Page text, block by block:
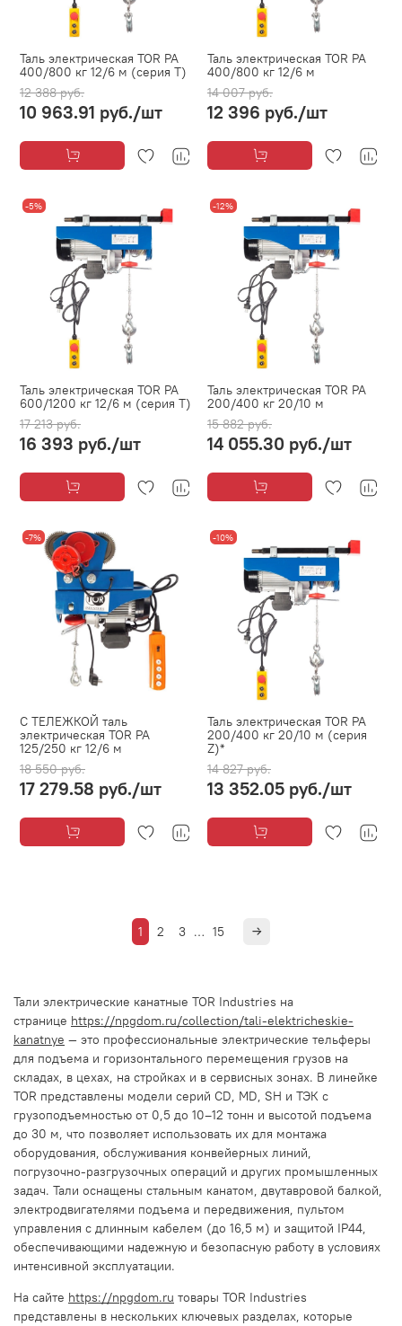
Таль электрическая TOR PA
400/800 кг 12/6 м (серия T)
12 388 руб.
10 963.91 руб./шт
Таль электрическая TOR PA
400/800 кг 12/6 м
14 007 руб.
12 396 руб./шт
-5%
Таль электрическая TOR PA
600/1200 кг 12/6 м (серия T)
17 213 руб.
16 393 руб./шт
-12%
Таль электрическая TOR PA
200/400 кг 20/10 м
15 882 руб.
14 055.30 руб./шт
-7%
С ТЕЛЕЖКОЙ таль
электрическая TOR PA
125/250 кг 12/6 м
18 550 руб.
17 279.58 руб./шт
-10%
Таль электрическая TOR PA
200/400 кг 20/10 м (серия
Z)*
14 827 руб.
13 352.05 руб./шт
1 2 3 … 15
Тали электрические канатные TOR Industries на
странице https://npgdom.ru/collection/tali-elektricheskie-
kanatnye — это профессиональные электрические тельферы
для подъема и горизонтального перемещения грузов на
складах, в цехах, на стройках и в сервисных зонах. В линейке
TOR представлены модели серий CD, MD, SH и ТЭК с
грузоподъемностью от 0,5 до 10–12 тонн и высотой подъема
до 30 м, что позволяет использовать их для монтажа
оборудования, обслуживания конвейерных линий,
погрузочно‑разгрузочных операций и других промышленных
задач. Тали оснащены стальным канатом, двутавровой балкой,
электродвигателями подъема и передвижения, пультом
управления с длинным кабелем (до 16,5 м) и защитой IP44,
обеспечивающими надежную и безопасную работу в условиях
интенсивной эксплуатации.
На сайте https://npgdom.ru товары TOR Industries
представлены в нескольких ключевых разделах, которые